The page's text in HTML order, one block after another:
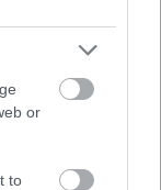
or
to